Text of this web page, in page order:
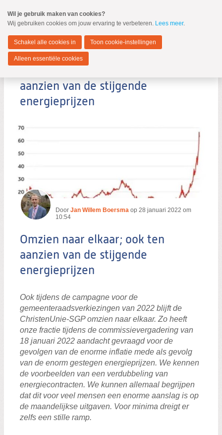
naar
Spring
de
inhoud
Spring
naar
Dordrecht
MENU
Zoeken:
aanzien van de stijgende
energieprijzen
Door Jan Willem Boersma op 28 januari 2022 om
10:54
Omzien naar elkaar; ook ten
aanzien van de stijgende
energieprijzen
Ook tijdens de campagne voor de
gemeenteraadsverkiezingen van 2022 blijft de
ChristenUnie-SGP omzien naar elkaar. Zo heeft
onze fractie tijdens de commissievergadering van
18 januari 2022 aandacht gevraagd voor de
gevolgen van de enorme inflatie mede als gevolg
van de enorm gestegen energieprijzen. We kennen
de voorbeelden van een verdubbeling van
energiecontracten. We kunnen allemaal begrijpen
dat dit voor veel mensen een enorme aanslag is op
de maandelijkse uitgaven. Voor minima dreigt er
zelfs een stille ramp.
Wil je gebruik maken van cookies?
Wij gebruiken cookies om jouw ervaring te verbeteren. Lees meer.
Schakel alle cookies in Toon cookie-instellingen
Alleen essentiële cookies